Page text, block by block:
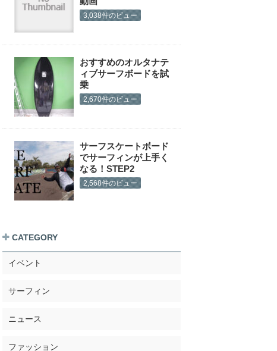
3,038件のビュー
おすすめのオルタナテ
ィブサーフボードを試
乗
2,670件のビュー
サーフスケートボード
でサーフィンが上手く
なる！STEP2
2,568件のビュー
CATEGORY
イベント
サーフィン
ニュース
ファッション